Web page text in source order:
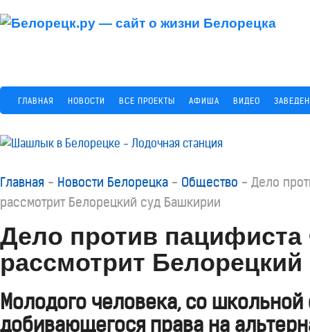
ГЛАВНАЯ НОВОСТИ ВСЕ ПРОЕКТЫ АФИША ВИДЕО
Главная - Новости Белорецка - Общество - Дело
рассмотрит Белорецкий суд Башкирии
Дело против
рассмотрит
Молодого человека, со школьной
добивающегося права на